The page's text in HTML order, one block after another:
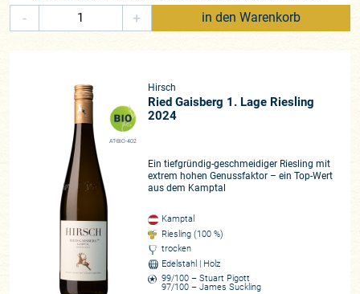
- + in den Warenkorb
AT-BIO-402
Hirsch
Ried Gaisberg 1. Lage Riesling
2024
Ein tiefgründig-geschmeidiger Riesling mit
extrem hohen Genussfaktor – ein Top-Wert
aus dem Kamptal
Kamptal
Riesling (100 %)
trocken
Edelstahl | Holz
99/100 – Stuart Pigott
97/100 – James Suckling